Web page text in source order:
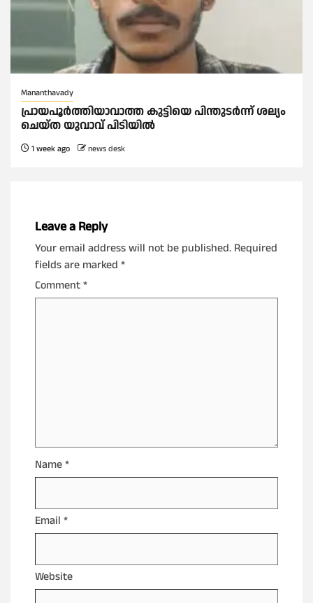
Mananthavady
പ്രായപൂർത്തിയാവാത്ത കുട്ടിയെ പിന്തുടർന്ന് ശല്യം
ചെയ്ത യുവാവ് പിടിയിൽ
1 week ago news desk
Leave a Reply
Your email address will not be published. Required
fields are marked *
Comment*
Name*
Email *
Website